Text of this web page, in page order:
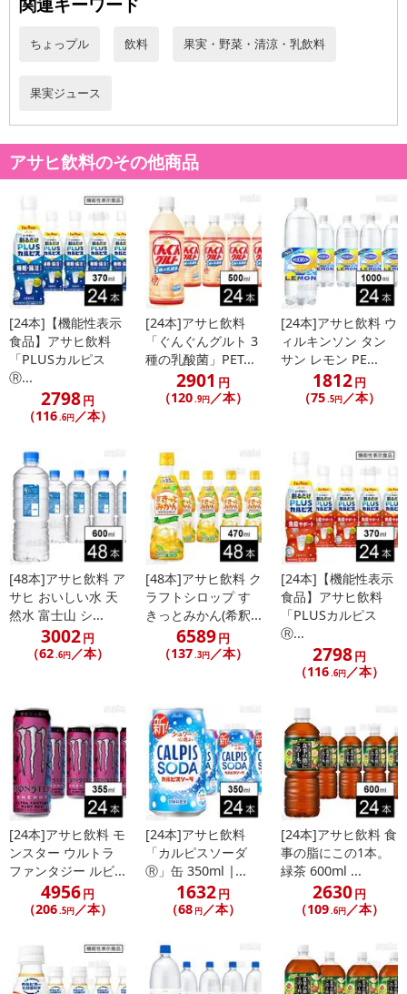
休業日
■その他共通および商品カテゴリー別注意事項（※必ずご確認くだ
さい）
こちらの情報は2026-07-09 14:08:36.0での情報となります。
ちょっプル 飲料 果実・野菜・清涼・乳飲料
果実ジュース
アサヒ飲料のその他商品
[24本]【機能性表示
食品】アサヒ飲料
「PLUSカルピス
Ⓡ...
2798円
（116.6円／本）
[24本]アサヒ飲料
「ぐんぐんグルト 3
種の乳酸菌」PET...
2901 円
（120.9円／本）
[24本]アサヒ飲料 ウ
ィルキンソン タン
サン レモン PE...
1812円
（75.5円／本）
[48本]アサヒ飲料 ア
サヒ おいしい水 天
然水 富士山 シ...
3002円
（62.6円／本）
[48本]アサヒ飲料 ク
ラフトシロップ す
きっとみかん(希釈...
6589円
（137.3円／本）
[24本]【機能性表示
食品】アサヒ飲料
「PLUSカルピス
Ⓡ...
2798円
（116.6円／本）
[24本]アサヒ飲料 モ
ンスター ウルトラ
ファンタジー ルビ...
4956円
（206 .5円／本）
[24本]アサヒ飲料
「カルピスソーダ
Ⓡ」缶 350ml |...
1632円
（68 円 ／本）
[24本]アサヒ飲料 食
事の脂にこの1本。
緑茶 600ml ...
2630円
（109 .6円 ／本）